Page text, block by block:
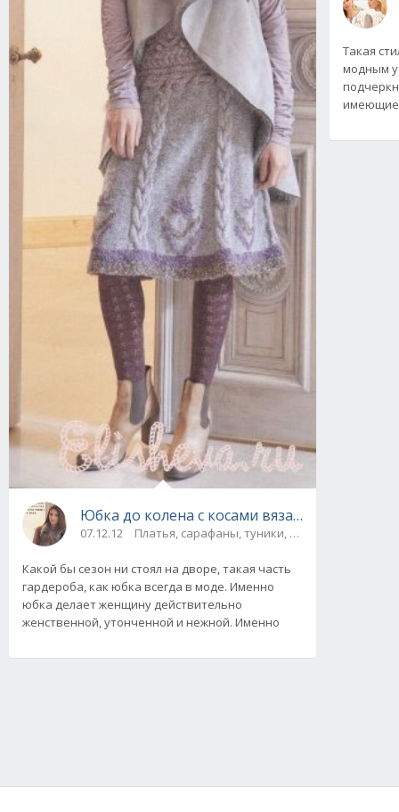
Юбка до колена с косами вязаная спицами
07.12.12 Платья, сарафаны, туники, юбки
Какой бы сезон ни стоял на дворе, такая часть
гардероба, как юбка всегда в моде. Именно
юбка делает женщину действительно
женственной, утонченной и нежной. Именно
Такая
модным